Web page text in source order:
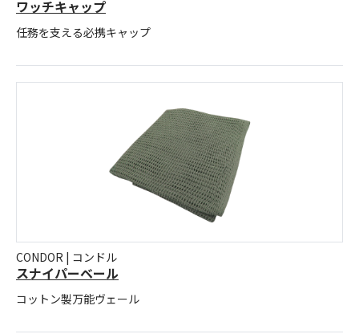
ワッチキャップ
任務を支える必携キャップ
CONDOR | コンドル
スナイパーベール
コットン製万能ヴェール